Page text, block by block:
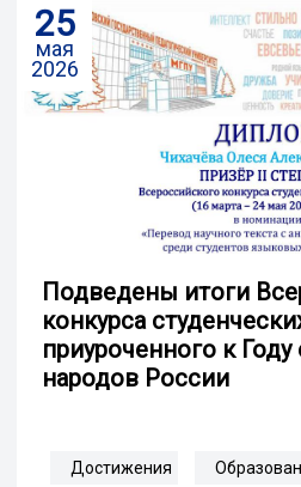
25
мая
2026
Подведены итоги
конкурса
приуроченного к
народов России
Достижения